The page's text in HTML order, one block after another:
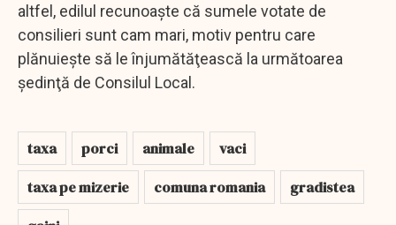
altfel, edilul recunoaşte că sumele votate de
consilieri sunt cam mari, motiv pentru care
plănuieşte să le înjumătăţească la următoarea
şedinţă de Consilul Local.
taxa porci animale
vaci
taxa pe mizerie
comuna romania
gradistea